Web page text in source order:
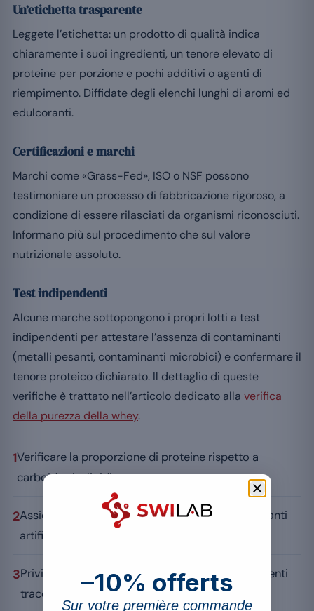
Un’etichetta trasparente
Leggete l’etichetta: un prodotto di qualità indica
chiaramente i suoi ingredienti, un tenore elevato di
proteine per porzione e pochi additivi o agenti di
riempimento. Diffidate degli elenchi lunghi di aromi ed
edulcoranti.
Certificazioni e marchi
Marchi come «Grass-Fed», ISO o NSF possono
testimoniare un processo di fabbricazione rigoroso, a
condizione di essere rilasciati da organismi riconosciuti.
Informano più sul procedimento che sul valore
nutrizionale assoluto.
Test indipendenti
Alcune marche sottopongono i propri lotti a test
indipendenti per attestare l’assenza di contaminanti
(metalli pesanti, contaminanti microbici) e confermare il
tenore proteico dichiarato. Il dettaglio di queste
verifiche è trattato nell’articolo dedicato alla verifica
della purezza della whey.
1Verificare la proporzione di proteine rispetto a
carboidrati e lipidi.
2Assicurarsi dell’assenza di aggiunte inutili (coloranti
artificiali, eccesso di edulcoranti).
3Privilegiare i prodotti sottoposti a test indipendenti
tracciabili.
–10% offerts
Sur votre première commande